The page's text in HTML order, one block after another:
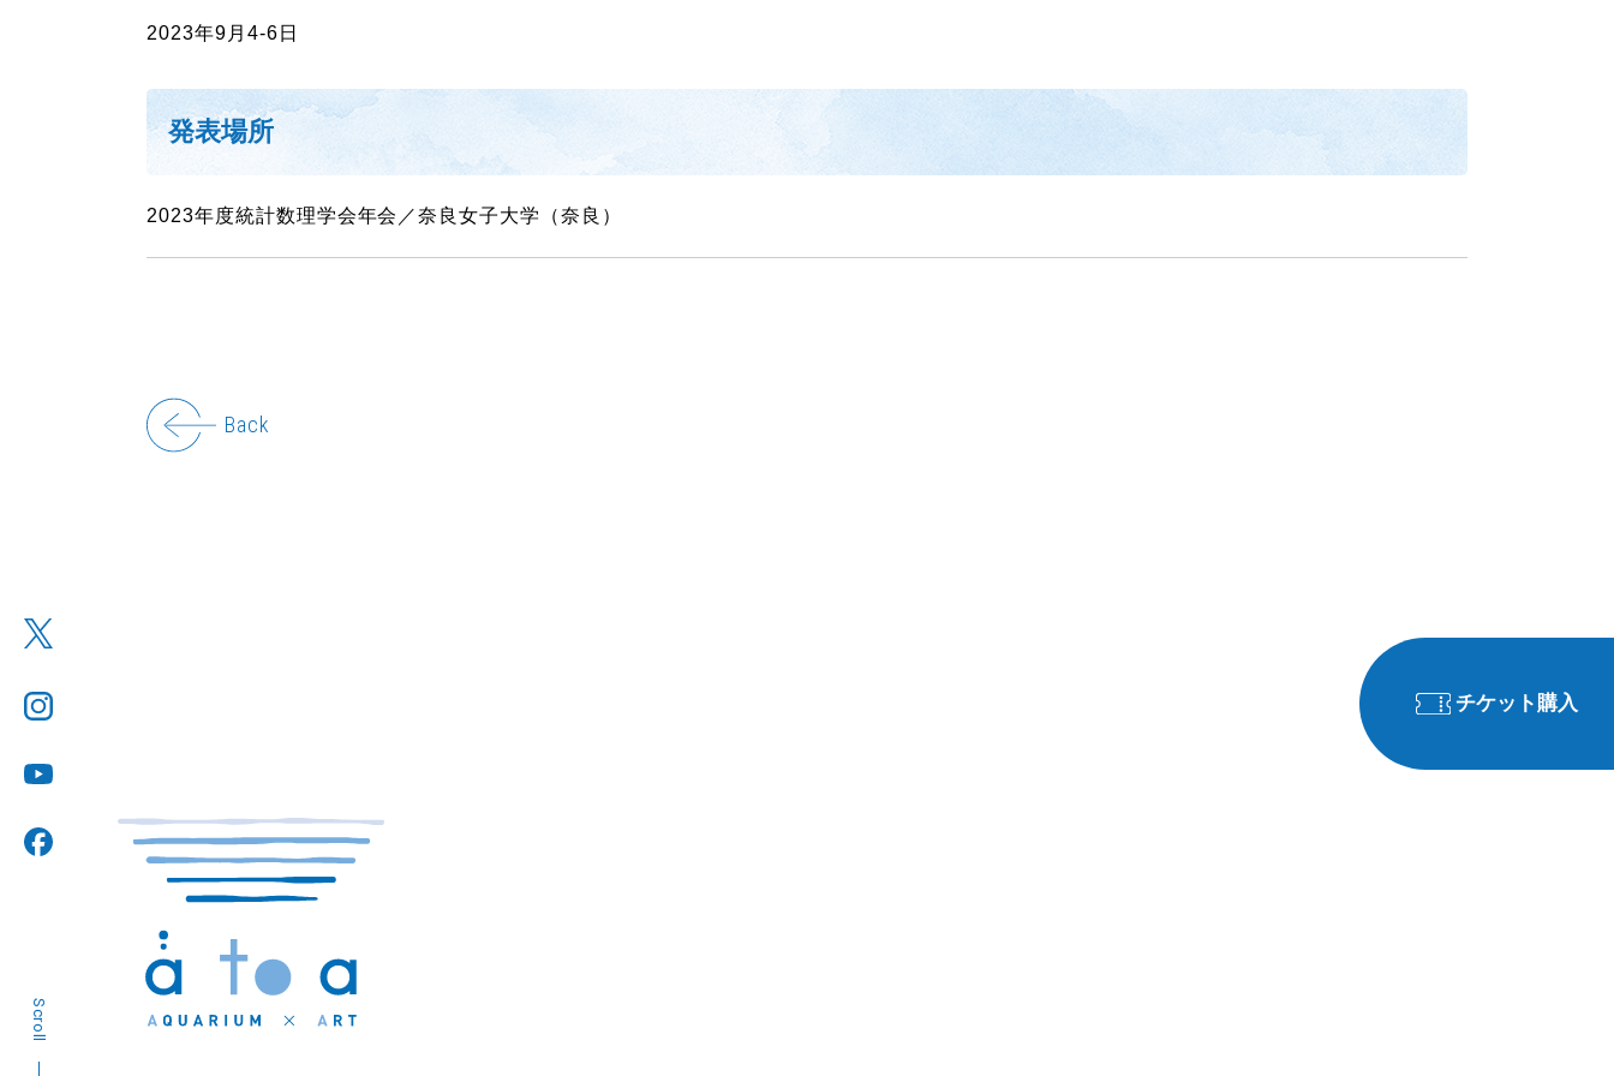
2023年9月4-6日
発表場所
2023年度統計数理学会年会／奈良女子大学（奈良）
Back
Scroll
チケット購入